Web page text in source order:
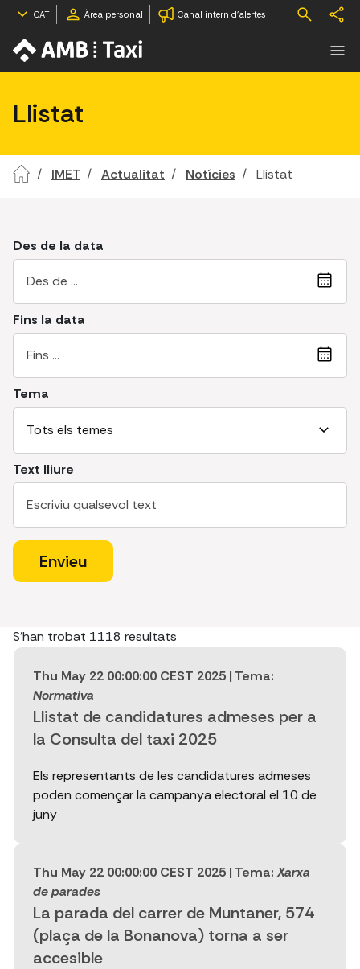
CAT Àrea personal Canal intern d'alertes
Llistat
IMET Actualitat Notícies Llistat
Des de la data
Fins la data
Tema
Text lliure
S'han trobat 1118 resultats
Thu May 22 00:00:00 CEST 2025 | Tema:
Normativa
Llistat de candidatures admeses per a
la Consulta del taxi 2025
Els representants de les candidatures admeses
poden començar la campanya electoral el 10 de
juny
Thu May 22 00:00:00 CEST 2025 | Tema: Xarxa
de parades
La parada del carrer de Muntaner, 574
(plaça de la Bonanova) torna a ser
accesible